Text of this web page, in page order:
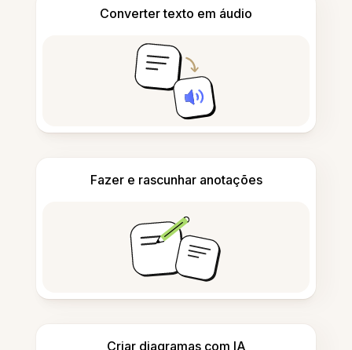
Converter texto em áudio
Fazer e rascunhar anotações
Criar diagramas com IA